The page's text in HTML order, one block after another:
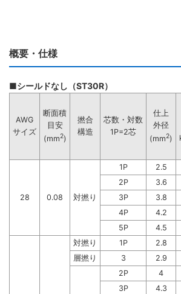
概要・仕様
■シールドなし（ST30R）
AWG
サイズ
断面積
目安
(mm2)
撚合
構造
芯数・対数
1P=2芯
仕上
外径
(mm2)
28 0.08 対撚り
1P 2.5
2P 3.6
3P
3.8
4P
4.2
5P
4.5
対撚り
1P 2.8
層撚り
3 2.9
2P
4
3P
4.3